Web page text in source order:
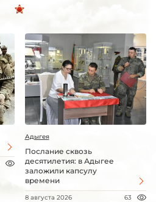
Адыгея
Послание сквозь
десятилетия: в Адыгее
заложили капсулу
времени
8 августа 2026 63